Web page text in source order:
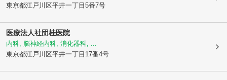
東京都江戸川区平井一丁目5番7号
医療法人社団桂医院
内科, 脳神経内科, 消化器科, ...
東京都江戸川区平井一丁目17番4号